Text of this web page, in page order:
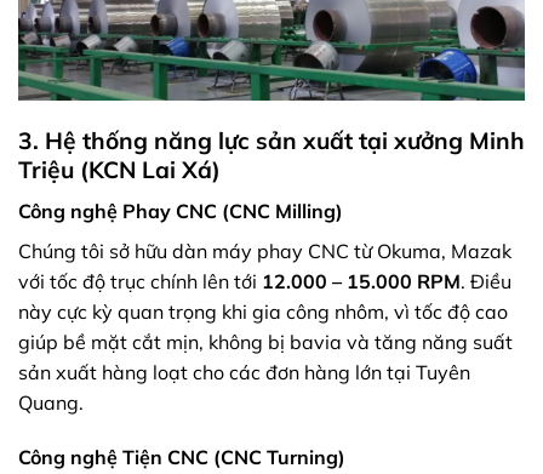
3. Hệ thống năng lực sản xuất tại xưởng Minh
Triệu (KCN Lai Xá)
Công nghệ Phay CNC (CNC Milling)
Chúng tôi sở hữu dàn máy phay CNC từ Okuma, Mazak
với tốc độ trục chính lên tới 12.000 – 15.000 RPM. Điều
này cực kỳ quan trọng khi gia công nhôm, vì tốc độ cao
giúp bề mặt cắt mịn, không bị bavia và tăng năng suất
sản xuất hàng loạt cho các đơn hàng lớn tại Tuyên
Quang.
Công nghệ Tiện CNC (CNC Turning)